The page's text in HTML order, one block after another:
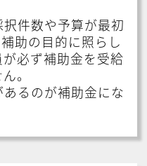
件数や予算が最初
助の目的に照らし
必ず補助金を受給
。
るのが補助金にな